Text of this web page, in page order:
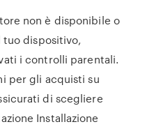
non è disponibile o
tuo dispositivo,
i controlli parentali.
per gli acquisti su
di scegliere
Installazione